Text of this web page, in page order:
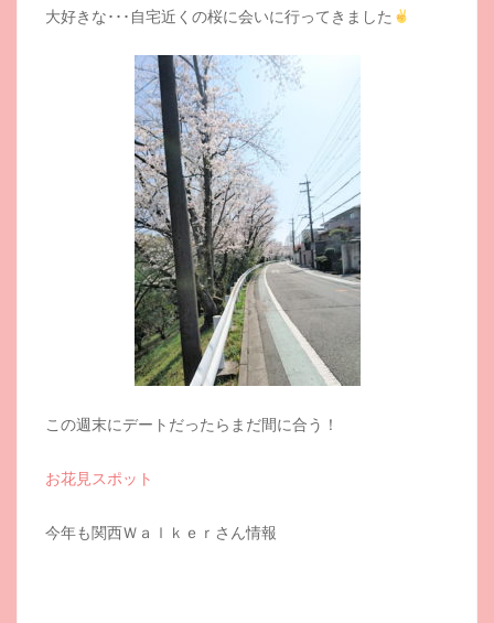
大好きな･･･自宅近くの桜に会いに行ってきました
この週末にデートだったらまだ間に合う！
お花見スポット
今年も関西Ｗａｌｋｅｒさん情報